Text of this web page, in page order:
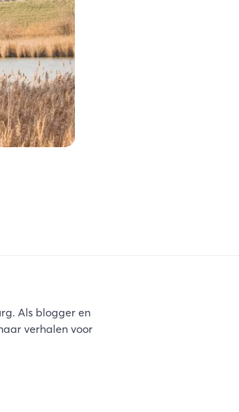
Als blogger en
verhalen voor